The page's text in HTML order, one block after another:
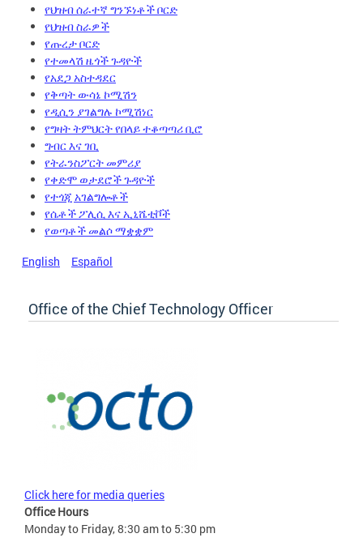
የህዝብ ሰራተኛ ግንኙነቶች ቦርድ
የህዝብ ስራዎች
የጡረታ ቦርድ
የተመላሽ ዜጎች ጉዳዮች
የአደጋ አስተዳደር
የቅጣት ውሳኔ ኮሚሽን
የዲሲን ያገልግሉ ኮሚሽነር
የግዛት ትምህርት የበላይ ተቆጣጣሪ ቢሮ
ግብር እና ገቢ
የትራንስፖርት መምሪያ
የቀድሞ ወታደሮች ጉዳዮች
የተጎጂ አገልግሎቶች
የሴቶች ፖሊሲ እና ኢኒሼቲቮች
የወጣቶች መልሶ ማቋቋም
English Español
Office of the Chief Technology Officer
Click here for media queries
Office Hours
Monday to Friday, 8:30 am to 5:30 pm